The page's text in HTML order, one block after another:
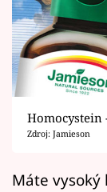
Horoskopy
Sledujte
Filmový
Pořady
Mámy
Homocystein
Zdroj: Jamieson
Máte